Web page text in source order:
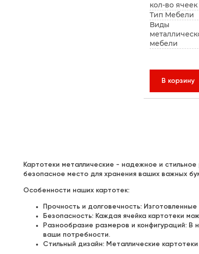
кол-во ячеек
Тип Мебели
Виды
мебели
В корзину
Картотеки металлические - надежное и
безопасное место для хранения ваших важных
Особенности наших картотек:
Прочность и долговечность:
Безопасность: Каждая ячейка картотеки
Разнообразие размеров и конфигураций:
ваши потребности.
Стильный дизайн: Металлические